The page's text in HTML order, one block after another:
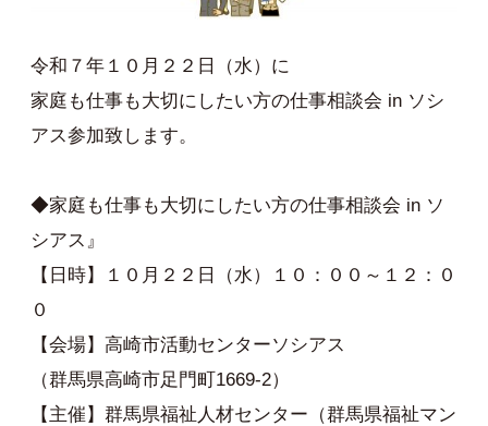
令和７年１０月２２日（水）に
家庭も仕事も大切にしたい方の仕事相談会 in ソシ
アス参加致します。
◆家庭も仕事も大切にしたい方の仕事相談会 in ソ
シアス』
【日時】１０月２２日（水）１０：００～１２：０
０
【会場】高崎市活動センターソシアス
（群馬県高崎市足門町1669-2）
【主催】群馬県福祉人材センター（群馬県福祉マン